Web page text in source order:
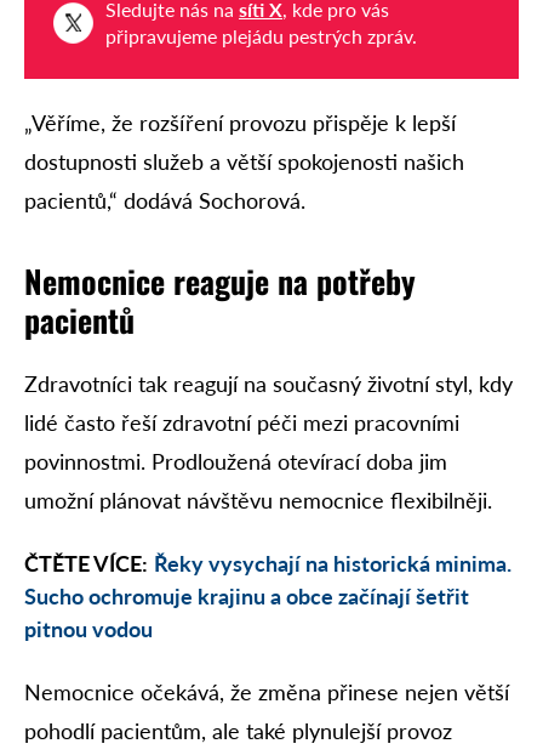
Sledujte nás na síti X, kde pro vás
připravujeme plejádu pestrých zpráv.
„Věříme, že rozšíření provozu přispěje k lepší
dostupnosti služeb a větší spokojenosti našich
pacientů,“ dodává Sochorová.
Nemocnice reaguje na potřeby
pacientů
Zdravotníci tak reagují na současný životní styl, kdy
lidé často řeší zdravotní péči mezi pracovními
povinnostmi. Prodloužená otevírací doba jim
umožní plánovat návštěvu nemocnice flexibilněji.
ČTĚTE VÍCE: Řeky vysychají na historická minima.
Sucho ochromuje krajinu a obce začínají šetřit
pitnou vodou
Nemocnice očekává, že změna přinese nejen větší
pohodlí pacientům, ale také plynulejší provoz